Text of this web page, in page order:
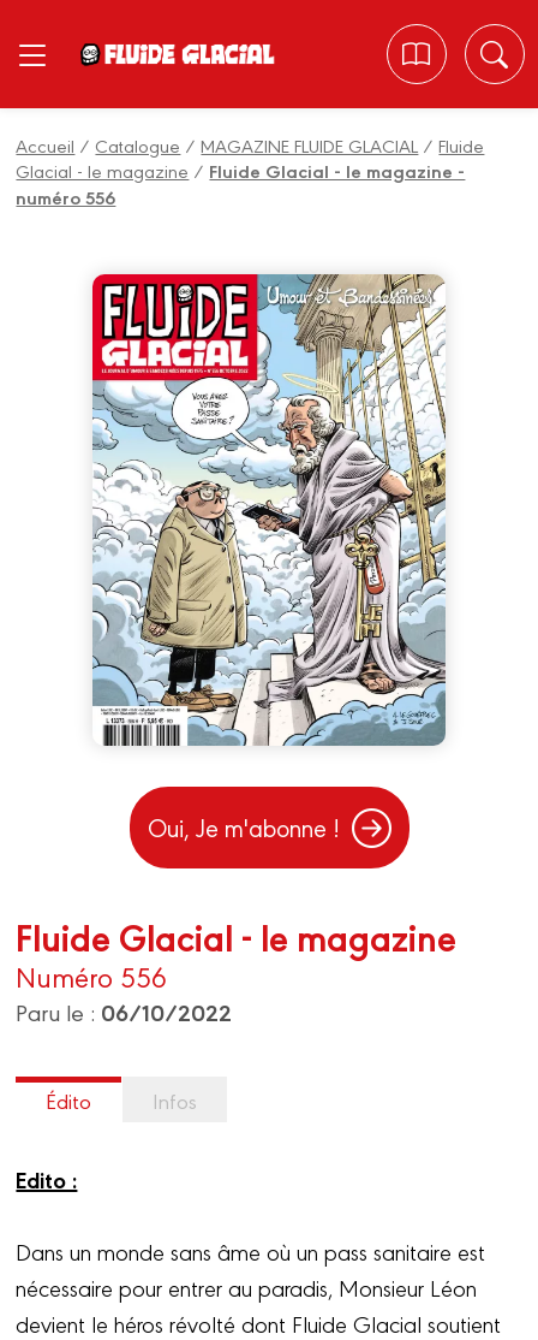
Accueil / Catalogue /MAGAZINE FLUIDE GLACIAL /Fluide
Glacial - le magazine / Fluide Glacial - le magazine -
numéro 556
Oui, Je m'abonne !
Fluide Glacial - le magazine
Numéro 556
Paru le : 06/10/2022
Édito Infos
Edito :
Dans un monde sans âme où un pass sanitaire est
nécessaire pour entrer au paradis, Monsieur Léon
devient le héros révolté dont Fluide Glacial soutient